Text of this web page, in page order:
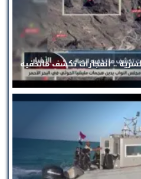
.. انفجارات تكشف ماتخفيه